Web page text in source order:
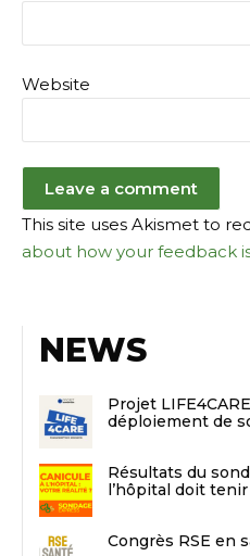
Website
This site uses Akismet to
about how your feedback
NEWS
Projet
déploiement de
Résultats du
l’hôpital doit tenir
Congrès RSE en